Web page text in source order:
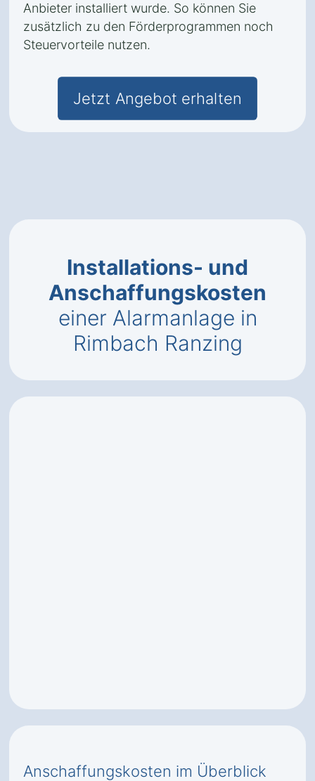
Anbieter installiert wurde. So können Sie
zusätzlich zu den Förderprogrammen noch
Steuervorteile nutzen.
Jetzt Angebot erhalten
Installations- und
Anschaffungskosten
einer Alarmanlage in
Rimbach Ranzing
Anschaffungskosten im Überblick